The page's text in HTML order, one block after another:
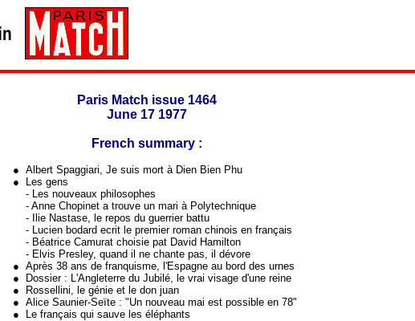
Paris Match issue 1464
June 17 1977
French summary :
● Albert Spaggiari, Je suis mort à Dien Bien Phu
● Les gens
- Les nouveaux philosophes
- Anne Chopinet a trouve un mari à Polytechnique
- Ilie Nastase, le repos du guerrier battu
- Lucien bodard ecrit le premier roman chinois en français
- Béatrice Camurat choisie pat David Hamilton
- Elvis Presley, quand il ne chante pas, il dévore
● Après 38 ans de franquisme, l'Espagne au bord des urnes
● Dossier : L'Angleterre du Jubilé, le vrai visage d'une reine
● Rossellini, le génie et le don juan
● Alice Saunier-Seïte : "Un nouveau mai est possible en 78"
● Le français qui sauve les éléphants